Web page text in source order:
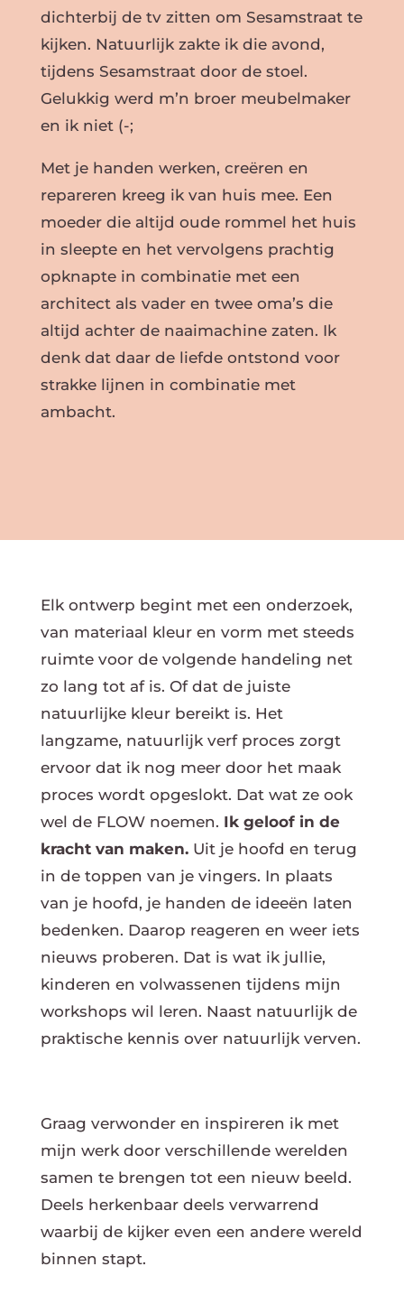
dichterbij de tv zitten om Sesamstraat te
kijken. Natuurlijk zakte ik die avond,
tijdens Sesamstraat door de stoel.
Gelukkig werd m’n broer meubelmaker
en ik niet (-;
Met je handen werken, creëren en
repareren kreeg ik van huis mee. Een
moeder die altijd oude rommel het huis
in sleepte en het vervolgens prachtig
opknapte in combinatie met een
architect als vader en twee oma’s die
altijd achter de naaimachine zaten. Ik
denk dat daar de liefde ontstond voor
strakke lijnen in combinatie met
ambacht.
Elk ontwerp begint met een onderzoek,
van materiaal kleur en vorm met steeds
ruimte voor de volgende handeling net
zo lang tot af is. Of dat de juiste
natuurlijke kleur bereikt is. Het
langzame, natuurlijk verf proces zorgt
ervoor dat ik nog meer door het maak
proces wordt opgeslokt. Dat wat ze ook
wel de FLOW noemen. Ik geloof in de
kracht van maken.Uit je hoofd en terug
in de toppen van je vingers. In plaats
van je hoofd, je handen de ideeën laten
bedenken. Daarop reageren en weer iets
nieuws proberen. Dat is wat ik jullie,
kinderen en volwassenen tijdens mijn
workshops wil leren. Naast natuurlijk de
praktische kennis over natuurlijk verven.
Graag verwonder en inspireren ik met
mijn werk door verschillende werelden
samen te brengen tot een nieuw beeld.
Deels herkenbaar deels verwarrend
waarbij de kijker even een andere wereld
binnen stapt.